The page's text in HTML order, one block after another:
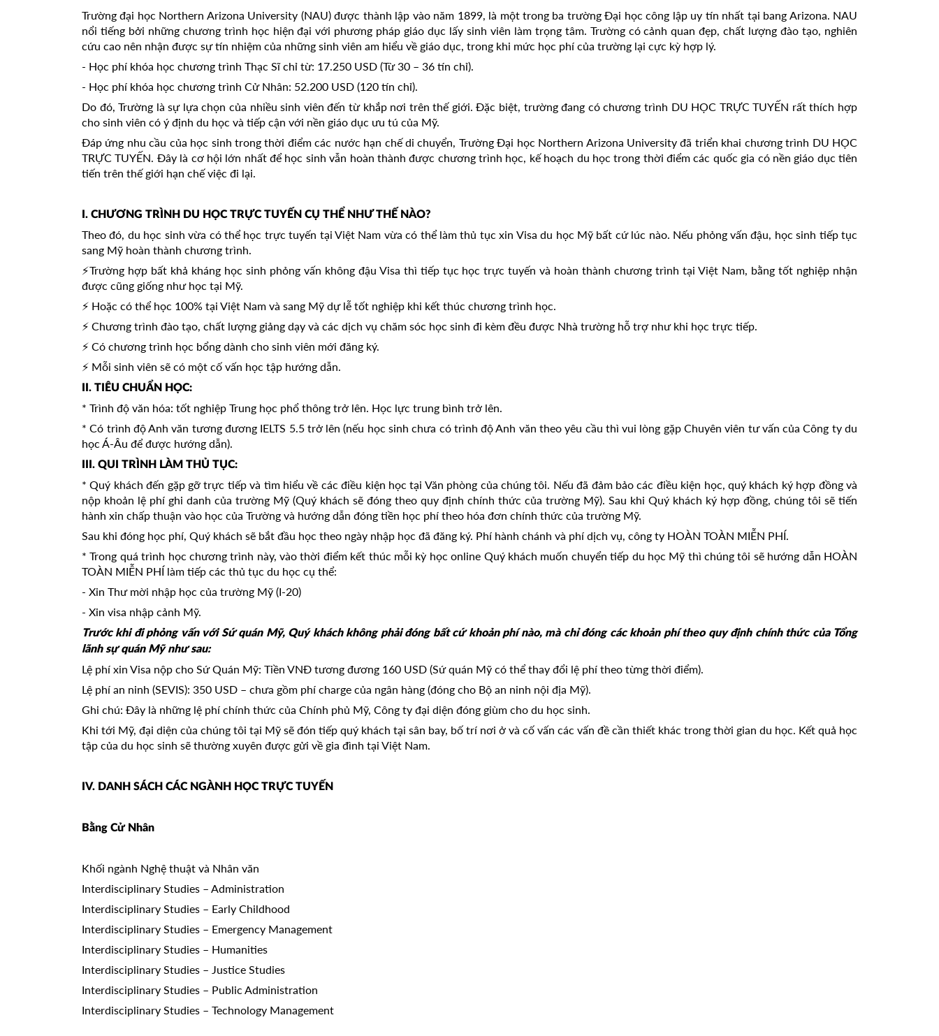
Trường đại học Northern Arizona University (NAU) được thành lập vào năm 1899, là một trong ba trường Đại học công lập uy tín nhất tại bang Arizona. NAU
nổi tiếng bởi những chương trình học hiện đại với phương pháp giáo dục lấy sinh viên làm trọng tâm. Trường có cảnh quan đẹp, chất lượng đào tạo, nghiên
cứu cao nên nhận được sự tín nhiệm của những sinh viên am hiểu về giáo dục, trong khi mức học phí của trường lại cực kỳ hợp lý.
- Học phí khóa học chương trình Thạc Sĩ chỉ từ: 17.250 USD (Từ 30 – 36 tín chỉ).
- Học phí khóa học chương trình Cử Nhân: 52.200 USD (120 tín chỉ).
Do đó, Trường là sự lựa chọn của nhiều sinh viên đến từ khắp nơi trên thế giới. Đặc biệt, trường đang có chương trình DU HỌC TRỰC TUYẾN rất thích hợp
cho sinh viên có ý định du học và tiếp cận với nền giáo dục ưu tú của Mỹ.
Đáp ứng nhu cầu của học sinh trong thời điểm các nước hạn chế di chuyển, Trường Đại học Northern Arizona University đã triển khai chương trình DU HỌC
TRỰC TUYẾN. Đây là cơ hội lớn nhất để học sinh vẫn hoàn thành được chương trình học, kế hoạch du học trong thời điểm các quốc gia có nền giáo dục tiên
tiến trên thế giới hạn chế việc đi lại.
I. CHƯƠNG TRÌNH DU HỌC TRỰC TUYẾN CỤ THỂ NHƯ THẾ NÀO?
Theo đó, du học sinh vừa có thể học trực tuyến tại Việt Nam vừa có thể làm thủ tục xin Visa du học Mỹ bất cứ lúc nào. Nếu phỏng vấn đậu, học sinh tiếp tục
sang Mỹ hoàn thành chương trình.
⚡️Trường hợp bất khả kháng học sinh phỏng vấn không đậu Visa thì tiếp tục học trực tuyến và hoàn thành chương trình tại Việt Nam, bằng tốt nghiệp nhận
được cũng giống như học tại Mỹ.
⚡️ Hoặc có thể học 100% tại Việt Nam và sang Mỹ dự lễ tốt nghiệp khi kết thúc chương trình học.
⚡️ Chương trình đào tạo, chất lượng giảng dạy và các dịch vụ chăm sóc học sinh đi kèm đều được Nhà trường hỗ trợ như khi học trực tiếp.
⚡️ Có chương trình học bổng dành cho sinh viên mới đăng ký.
⚡️ Mỗi sinh viên sẽ có một cố vấn học tập hướng dẫn.
II. TIÊU CHUẨN HỌC:
* Trình độ văn hóa: tốt nghiệp Trung học phổ thông trở lên. Học lực trung bình trở lên.
* Có trình độ Anh văn tương đương IELTS 5.5 trở lên (nếu học sinh chưa có trình độ Anh văn theo yêu cầu thì vui lòng gặp Chuyên viên tư vấn của Công ty du
học Á-Âu để được hướng dẫn).
III. QUI TRÌNH LÀM THỦ TỤC:
* Quý khách đến gặp gỡ trực tiếp và tìm hiểu về các điều kiện học tại Văn phòng của chúng tôi. Nếu đã đảm bảo các điều kiện học, quý khách ký hợp đồng và
nộp khoản lệ phí ghi danh của trường Mỹ (Quý khách sẽ đóng theo quy định chính thức của trường Mỹ). Sau khi Quý khách ký hợp đồng, chúng tôi sẽ tiến
hành xin chấp thuận vào học của Trường và hướng dẫn đóng tiền học phí theo hóa đơn chính thức của trường Mỹ.
Sau khi đóng học phí, Quý khách sẽ bắt đầu học theo ngày nhập học đã đăng ký. Phí hành chánh và phí dịch vụ, công ty HOÀN TOÀN MIỄN PHÍ.
* Trong quá trình học chương trình này, vào thời điểm kết thúc mỗi kỳ học online Quý khách muốn chuyển tiếp du học Mỹ thì chúng tôi sẽ hướng dẫn HOÀN
TOÀN MIỄN PHÍ làm tiếp các thủ tục du học cụ thể:
- Xin Thư mời nhập học của trường Mỹ (I-20)
- Xin visa nhập cảnh Mỹ.
Trước khi đi phỏng vấn với Sứ quán Mỹ, Quý khách không phải đóng bất cứ khoản phí nào, mà chỉ đóng các khoản phí theo quy định chính thức của Tổng
lãnh sự quán Mỹ như sau:
Lệ phí xin Visa nộp cho Sứ Quán Mỹ: Tiền VNĐ tương đương 160 USD (Sứ quán Mỹ có thể thay đổi lệ phí theo từng thời điểm).
Lệ phí an ninh (SEVIS): 350 USD – chưa gồm phí charge của ngân hàng (đóng cho Bộ an ninh nội địa Mỹ).
Ghi chú: Đây là những lệ phí chính thức của Chính phủ Mỹ, Công ty đại diện đóng giùm cho du học sinh.
Khi tới Mỹ, đại diện của chúng tôi tại Mỹ sẽ đón tiếp quý khách tại sân bay, bố trí nơi ở và cố vấn các vấn đề cần thiết khác trong thời gian du học. Kết quả học
tập của du học sinh sẽ thường xuyên được gửi về gia đình tại Việt Nam.
IV. DANH SÁCH CÁC NGÀNH HỌC TRỰC TUYẾN
Bằng Cử Nhân
Khối ngành Nghệ thuật và Nhân văn
Interdisciplinary Studies – Administration
Interdisciplinary Studies – Early Childhood
Interdisciplinary Studies – Emergency Management
Interdisciplinary Studies – Humanities
Interdisciplinary Studies – Justice Studies
Interdisciplinary Studies – Public Administration
Interdisciplinary Studies – Technology Management